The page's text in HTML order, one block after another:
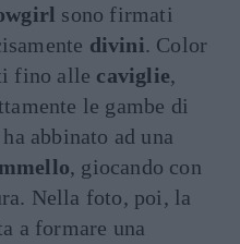
sono firmati
divini. Color
fino alle caviglie,
le gambe di
abbinato ad una
, giocando con
Nella foto, poi, la
a formare una